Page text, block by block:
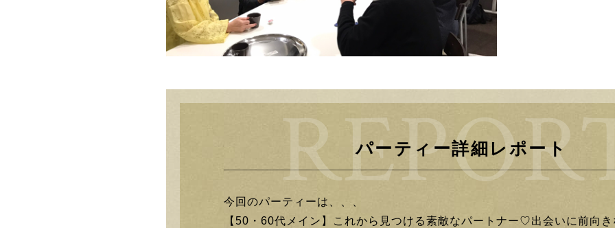
パーティー詳細レポート
今回のパーティーは、、、
【50・60代メイン】これから見つける素敵なパートナー♡出会いに前向